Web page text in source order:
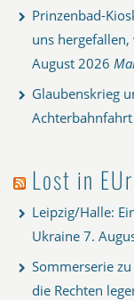
Prinzenbad-
uns
August 2026
Glaubenskrieg
Achterbahnfahrt
Lost in
Leipzig/Halle:
Ukraine 7.
Sommerserie
die Rechten